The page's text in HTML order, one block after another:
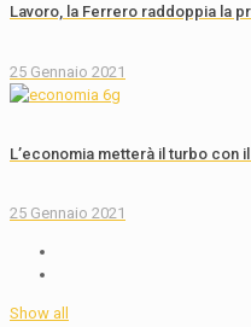
Lavoro, la Ferrero raddoppia la
25 Gennaio 2021
L’economia metterà il turbo con il
25 Gennaio 2021
Show all